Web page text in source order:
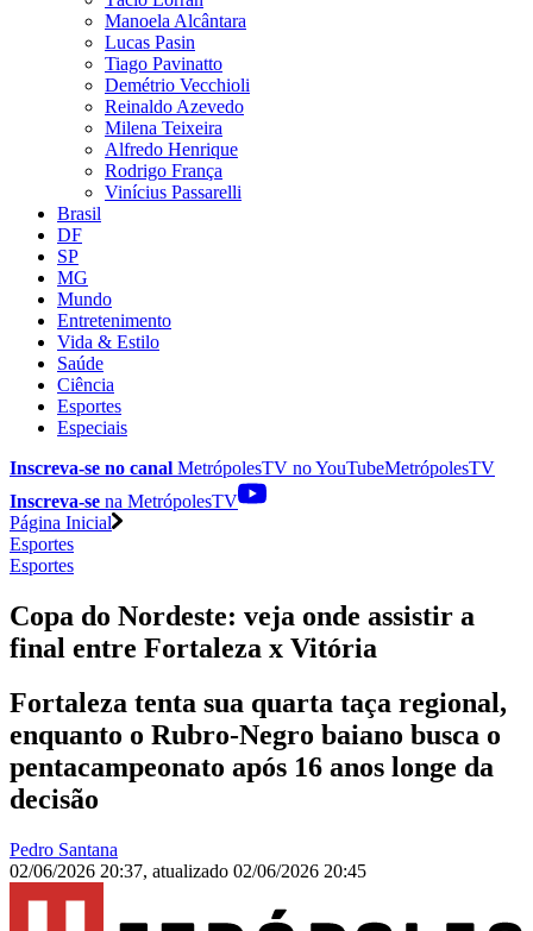
Manoela Alcântara
Lucas Pasin
Tiago Pavinatto
Demétrio Vecchioli
Reinaldo Azevedo
Milena Teixeira
Alfredo Henrique
Rodrigo França
Vinícius Passarelli
Brasil
DF
SP
MG
Mundo
Entretenimento
Vida & Estilo
Saúde
Ciência
Esportes
Especiais
Inscreva-se no canal MetrópolesTV noYouTubeMetrópolesTV
Inscreva-se na MetrópolesTV
Página Inicial
Esportes
Esportes
Copa do Nordeste: veja onde assistir a
final entre Fortaleza x Vitória
Fortaleza tenta sua quarta taça regional,
enquanto o Rubro-Negro baiano busca o
pentacampeonato após 16 anos longe da
decisão
Pedro Santana
02/06/2026 20:37, atualizado 02/06/2026 20:45